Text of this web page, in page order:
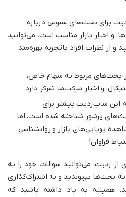
برای بحث‌های عمومی درباره
و اخبار بازار مناسب است. می‌توانید
و از نظرات افراد باتجربه بهره‌مند
بحث‌های مربوط به سهام خاص،
و اخبار شرکت‌ها تمرکز دارد.
این ساب‌ردیت بیشتر برای
پرشور شناخته شده است، اما
پویایی‌های بازار و روانشناسی
فراوان!
از ردیت، می‌توانید سوالات خود را به
بحث‌ها بپیوندید و به اشتراک‌گذاری
همیشه به یاد داشته باشید که